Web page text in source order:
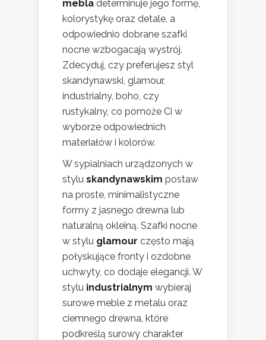
mebla determinuje jego formę,
kolorystykę oraz detale, a
odpowiednio dobrane szafki
nocne wzbogacają wystrój.
Zdecyduj, czy preferujesz styl
skandynawski, glamour,
industrialny, boho, czy
rustykalny, co pomoże Ci w
wyborze odpowiednich
materiałów i kolorów.
W sypialniach urządzonych w
stylu skandynawskim postaw
na proste, minimalistyczne
formy z jasnego drewna lub
naturalną okleiną. Szafki nocne
w stylu glamour często mają
połyskujące fronty i ozdobne
uchwyty, co dodaje elegancji. W
stylu industrialnym wybieraj
surowe meble z metalu oraz
ciemnego drewna, które
podkreślą surowy charakter